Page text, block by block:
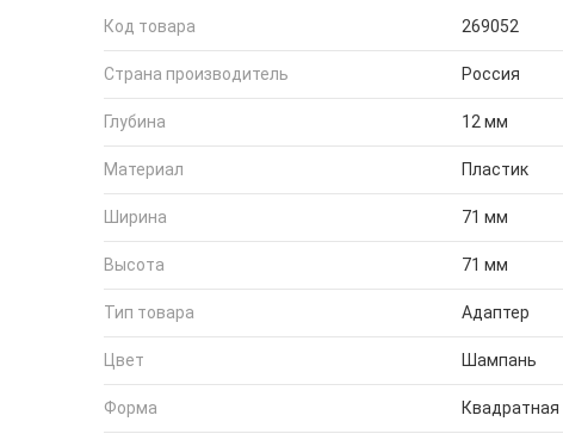
Код товара 269052
Страна производитель Россия
Глубина 12 мм
Материал Пластик
Ширина 71 мм
Высота 71 мм
Тип товара Адаптер
Цвет Шампань
Форма Квадратная